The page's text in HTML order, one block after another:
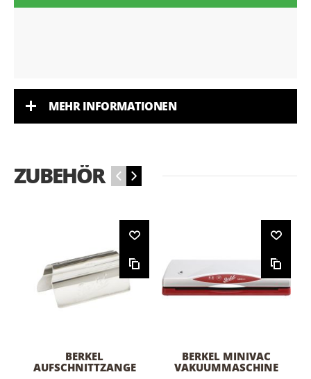
MEHR INFORMATIONEN
ZUBEHÖR ‹ ›
BERKEL
AUFSCHNITTZANGE
BERKEL MINIVAC
VAKUUMMASCHINE